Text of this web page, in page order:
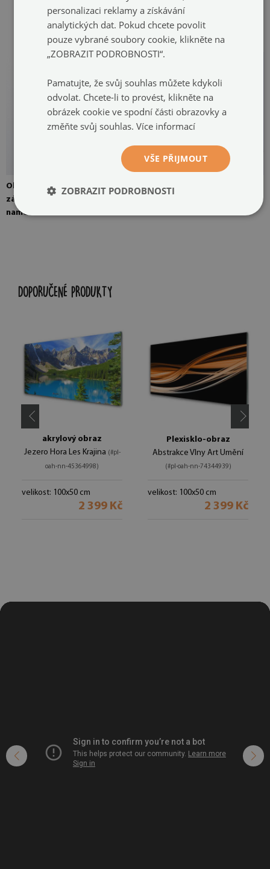
závěsy. Na fotografii jsou
závěsy přilepeny na dvou
Obrázek lze připevnit čtyřmi
závěsy. Zrcadlová ramínka
namontovaná na zeď
Obrázek je připraven k
DOPORUČENÉ PRODUKTY
akrylový obraz
Jezero Hora Les Krajina (#pl-
oah-nn-45364998)
velikost: 100x50 cm
2 399 Kč
Plexisklo-obraz
Abstrakce Vlny Art Umění
(#pl-oah-nn-74344939)
velikost: 100x50 cm
2 399 Kč
personalizaci reklamy a získávání
analytických dat. Pokud chcete povolit
pouze vybrané soubory cookie, klikněte na
„ZOBRAZIT PODROBNOSTI“.
Pamatujte, že svůj souhlas můžete kdykoli
odvolat. Chcete-li to provést, klikněte na
obrázek cookie ve spodní části obrazovky a
změňte svůj souhlas. Více informací
VŠE PŘIJMOUT
ZOBRAZIT PODROBNOSTI